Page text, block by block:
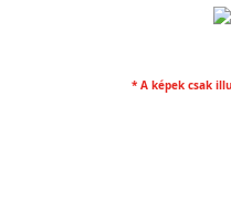
* A képek csak